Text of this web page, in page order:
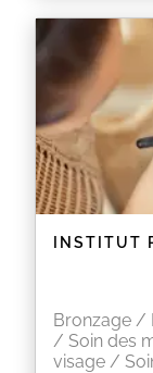
INSTITUT
Bronzage /
/ Soin des
visage /